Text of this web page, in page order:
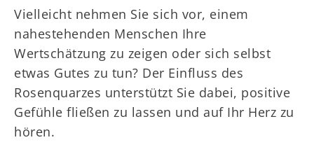
Vielleicht nehmen Sie sich vor, einem
nahestehenden Menschen Ihre
Wertschätzung zu zeigen oder sich selbst
etwas Gutes zu tun? Der Einfluss des
Rosenquarzes unterstützt Sie dabei, positive
Gefühle fließen zu lassen und auf Ihr Herz zu
hören.